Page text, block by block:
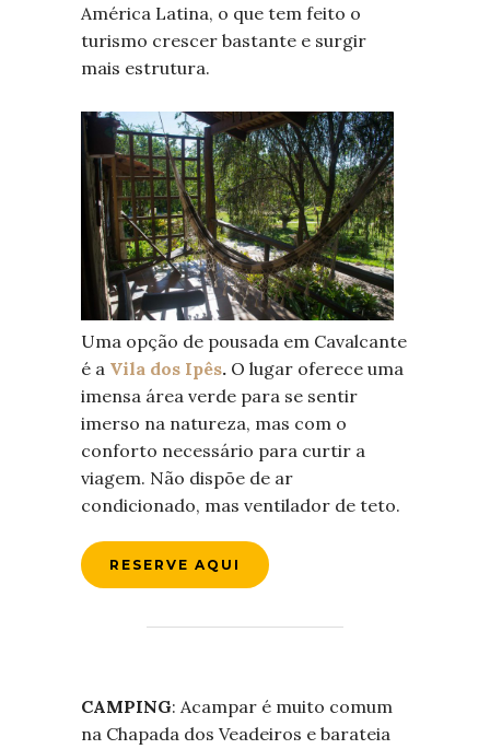
América Latina, o que tem feito o
turismo crescer bastante e surgir
mais estrutura.
Uma opção de pousada em Cavalcante
é a Vila dos Ipês. O lugar oferece uma
imensa área verde para se sentir
imerso na natureza, mas com o
conforto necessário para curtir a
viagem. Não dispõe de ar
condicionado, mas ventilador de teto.
RESERVE AQUI
CAMPING: Acampar é muito comum
na Chapada dos Veadeiros e barateia